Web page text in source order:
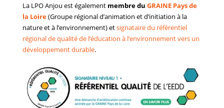
La LPO Anjou est également membre du GRAINE Pays de
la Loire(Groupe régional d’animation et d’initiation à la
nature et à l’environnement) etsignataire du référentiel
régional de qualité de l’éducation à l’environnement vers un
développement durable.